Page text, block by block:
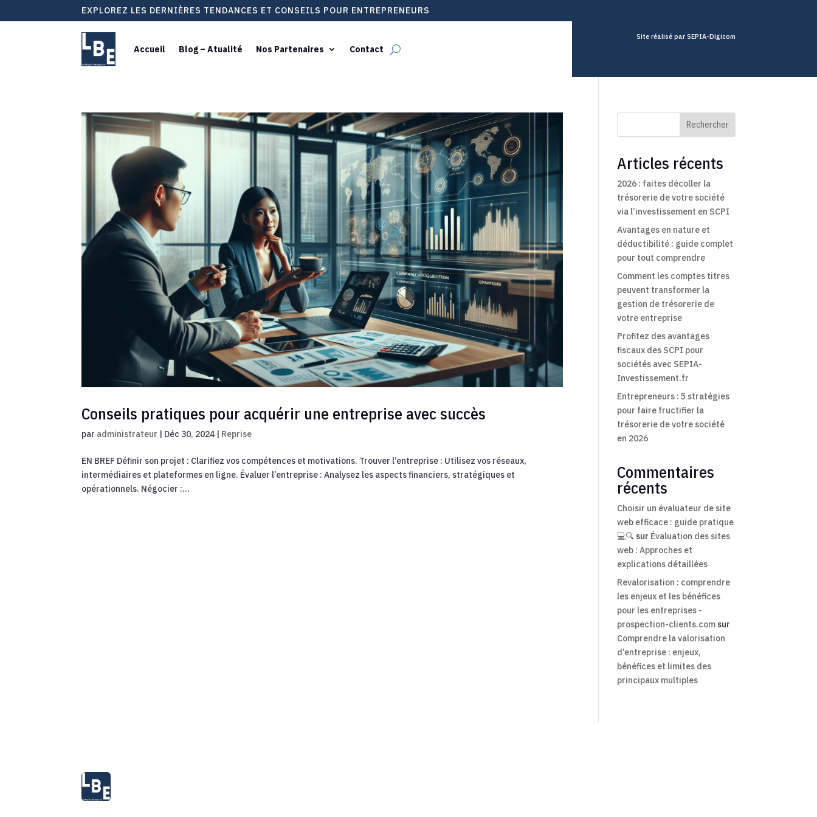
EXPLOREZ LES DERNIÈRES TENDANCES ET CONSEILS POUR ENTREPRENEURS
Accueil Blog – Atualité Nos Partenaires Contact
Site réalisé par SEPIA-Digicom
Conseils pratiques pour acquérir une entreprise avec succès
par administrateur Déc 30, 2024 Reprise
EN BREF Définir son projet : Clarifiez vos compétences et motivations. Trouver l’entreprise : Utilisez vos réseaux,
intermédiaires et plateformes en ligne. Évaluer l’entreprise : Analysez les aspects financiers, stratégiques et
opérationnels. Négocier :...
Rechercher
Articles récents
2026 : faites décoller la
trésorerie de votre société
via l’investissement en SCPI
Avantages en nature et
déductibilité : guide complet
pour tout comprendre
Comment les comptes titres
peuvent transformer la
gestion de trésorerie de
votre entreprise
Profitez des avantages
fiscaux des SCPI pour
sociétés avec SEPIA-
Investissement.fr
Entrepreneurs : 5 stratégies
pour faire fructifier la
trésorerie de votre société
en 2026
Commentaires
récents
Choisir un évaluateur de site
web efficace : guide pratique
💻🔍 sur Évaluation des sites
web : Approches et
explications détaillées
Revalorisation : comprendre
les enjeux et les bénéfices
pour les entreprises -
prospection-clients.com sur
Comprendre la valorisation
d’entreprise : enjeux,
bénéfices et limites des
principaux multiples